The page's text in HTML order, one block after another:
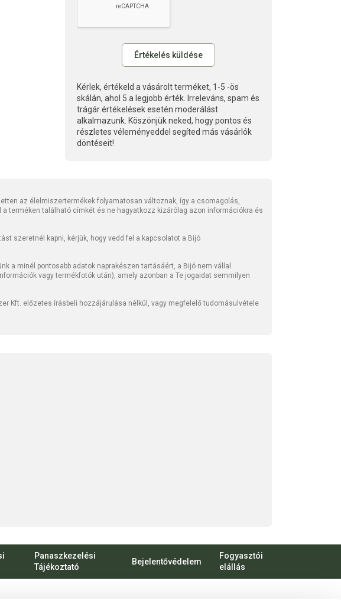
Kérlek, értékeld a vásárolt terméket, 1-5 -ös
skálán, ahol 5 a legjobb érték. Irreleváns, spam és
trágár értékelések esetén moderálást
alkalmazunk. Köszönjük neked, hogy pontos és
részletes véleményeddel segíted más vásárlók
döntéseit!
az élelmiszertermékek folyamatosan változnak, így a csomagolás,
terméken található címkét és ne hagyatkozz kizárólag azon információkra és
szeretnél kapni, kérjük, hogy vedd fel a kapcsolatot a Bijó
a minél pontosabb adatok naprakészen tartásáért, a Bijó nem vállal
vagy termékfotók után), amely azonban a Te jogaidat semmilyen
Kft. előzetes írásbeli hozzájárulása nélkül, vagy megfelelő tudomásulvétele
Panaszkezelési
Tájékoztató
Bejelentővédelem
Fogyasztói
elállás